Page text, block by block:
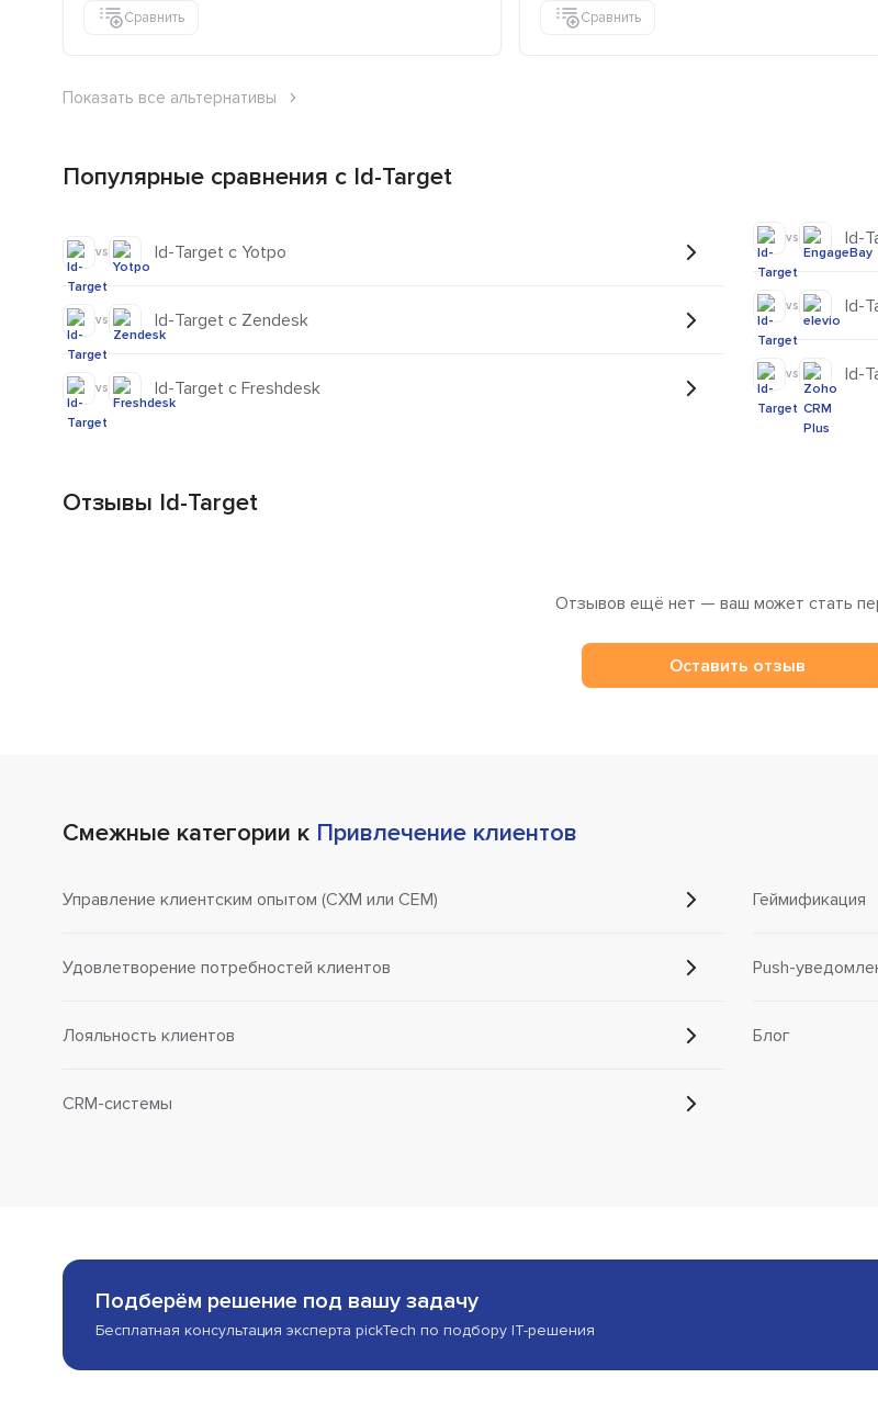
Сравнить
Сравнить
Показать все альтернативы
Популярные сравнения с Id-Target
vs Id-Target с Yotpo
vs Id-Target с Zendesk
vs Id-Target с Freshdesk
vs Id-
vs Id-
vs Id-
Отзывы Id-Target
Отзывов ещё нет — ваш может стать
Оставить отзыв
Смежные категории к Привлечение клиентов
Управление клиентским опытом (CXM или CEM)
Удовлетворение потребностей клиентов
Лояльность клиентов
CRM-системы
Геймификация
Push-
Блог
Подберём решение под вашу задачу
Бесплатная консультация эксперта pickTech по подбору IT-решения